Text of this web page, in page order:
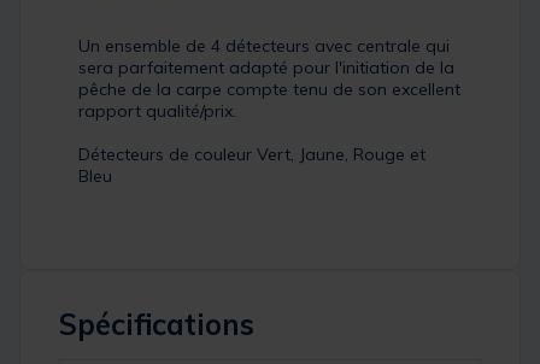
Un ensemble de 4 détecteurs avec centrale qui
sera parfaitement adapté pour l'initiation de la
pêche de la carpe compte tenu de son excellent
rapport qualité/prix.
Détecteurs de couleur Vert, Jaune, Rouge et
Bleu
Spécifications